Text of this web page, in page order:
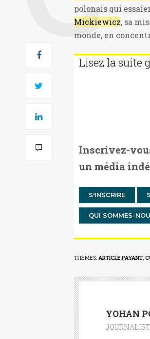
polonais qui
Mickiewicz, sa
monde, en
Lisez la suite
Inscrivez-
un média
S'INSCRIRE
QUI SOMMES-
THÈMES: ARTICLE PAYANT,
YOHAN